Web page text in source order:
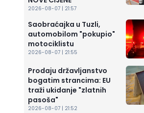
2026-08-07 | 21:57
Saobraćajka u Tuzli,
automobilom "pokupio"
motociklistu
2026-08-07 | 21:55
Prodaju državljanstvo
bogatim strancima: EU
traži ukidanje "zlatnih
pasoša"
2026-08-07 | 21:52